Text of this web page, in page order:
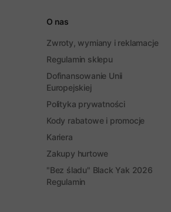
O nas
Zwroty, wymiany i reklamacje
Regulamin sklepu
Dofinansowanie Unii
Europejskiej
Polityka prywatności
Kody rabatowe i promocje
Kariera
Zakupy hurtowe
"Bez śladu" Black Yak 2026
Regulamin